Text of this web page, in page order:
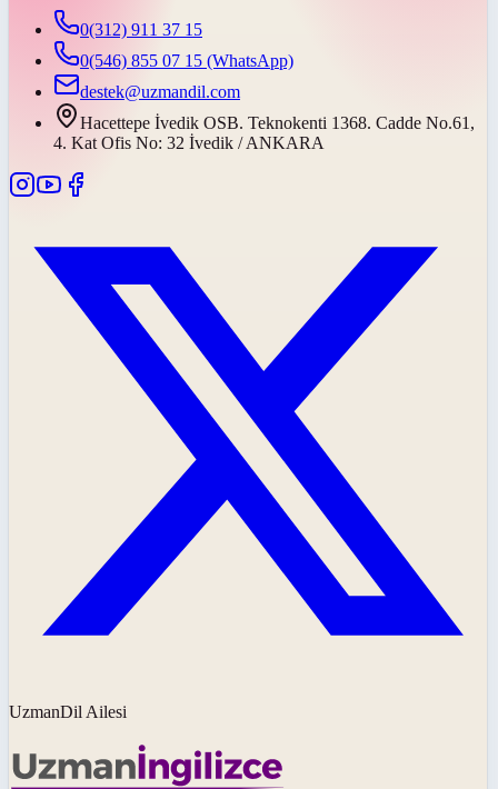
0(312) 911 37 15
0(546) 855 07 15 (WhatsApp)
destek@uzmandil.com
Hacettepe İvedik OSB. Teknokenti 1368. Cadde No.61,
4. Kat Ofis No: 32 İvedik / ANKARA
UzmanDil Ailesi